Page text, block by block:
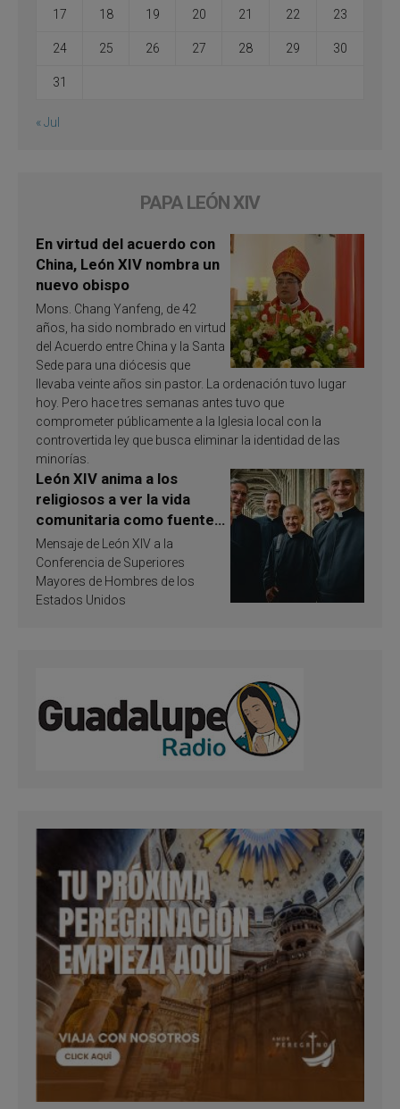
17 18 19 20 21 22 23
24 25 26 27 28 29 30
31
« Jul
PAPA LEÓN XIV
En virtud del acuerdo con
China, León XIV nombra un
nuevo obispo
Mons. Chang Yanfeng, de 42
años, ha sido nombrado en virtud
del Acuerdo entre China y la Santa
Sede para una diócesis que
llevaba veinte años sin pastor. La ordenación tuvo lugar
hoy. Pero hace tres semanas antes tuvo que
comprometer públicamente a la Iglesia local con la
controvertida ley que busca eliminar la identidad de las
minorías.
León XIV anima a los
religiosos a ver la vida
comunitaria como fuente
de inspiración y
santificación
Mensaje de León XIV a la
Conferencia de Superiores
Mayores de Hombres de los
Estados Unidos